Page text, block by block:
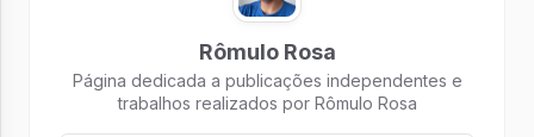
Rômulo Rosa
Página dedicada a publicações independentes e
trabalhos realizados por Rômulo Rosa